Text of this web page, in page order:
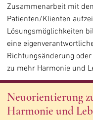
Zusammenarbeit mit
Patienten/Klienten
Lösungsmöglichkeiten
eine
Richtungsänderung
zu mehr Harmonie und
Neuorientierung
Harmonie und